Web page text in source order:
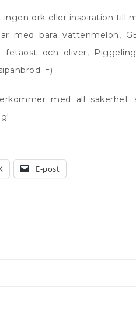
ork eller inspiration till
med bara vattenmelon,
och oliver,
=)
med all säkerhet
E-post